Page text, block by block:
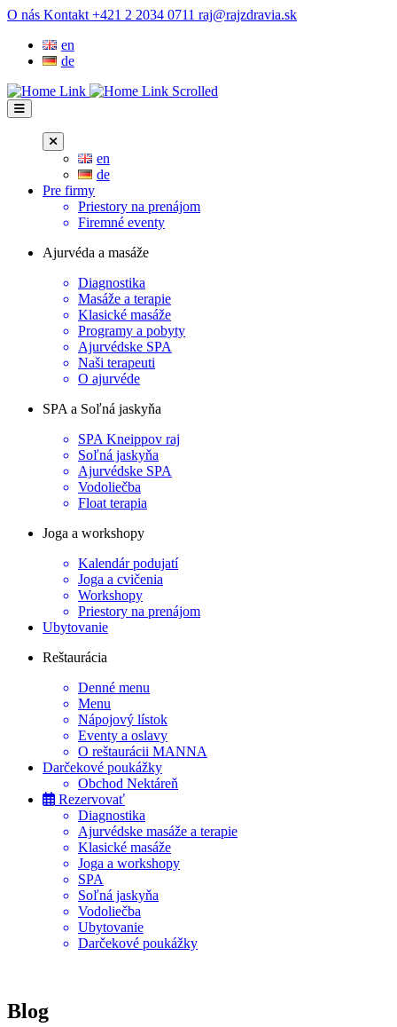
O nás Kontakt +421 2 2034 0711 raj@rajzdravia.sk
en
de
en
de
Pre firmy
Priestory na prenájom
Firemné eventy
Ajurvéda a masáže
Diagnostika
Masáže a terapie
Klasické masáže
Programy a pobyty
Ajurvédske SPA
Naši terapeuti
O ajurvéde
SPA a Soľná jaskyňa
SPA Kneippov raj
Soľná jaskyňa
Ajurvédske SPA
Vodoliečba
Float terapia
Joga a workshopy
Kalendár podujatí
Joga a cvičenia
Workshopy
Priestory na prenájom
Ubytovanie
Reštaurácia
Denné menu
Menu
Nápojový lístok
Eventy a oslavy
O reštaurácii MANNA
Darčekové poukážky
Obchod Nektáreň
Rezervovať
Diagnostika
Ajurvédske masáže a terapie
Klasické masáže
Joga a workshopy
SPA
Soľná jaskyňa
Vodoliečba
Ubytovanie
Darčekové poukážky
Blog